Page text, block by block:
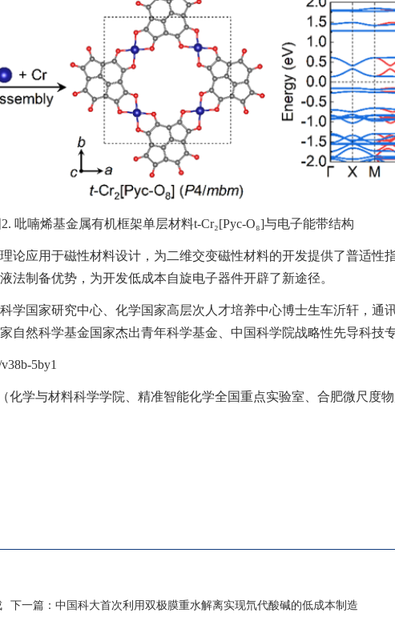
2. 吡喃烯基金属有机框架单层材料t-Cr₂[Pyc-O₈]与电子能带结构
论应用于磁性材料设计，为二维交变磁性材料的开发提供了普适性
法制备优势，为开发低成本自旋电子器件开辟了新途径。
学国家研究中心、化学国家高层次人才培养中心博士生车沂轩，通
自然科学基金国家杰出青年科学基金、中国科学院战略性先导科技
5by1
（化学与材料科学学院、精准智能化学全国重点实验室、合肥微尺度
下一篇： 中国科大首次利用双极膜重水解离实现氘代酸碱的低成本制造